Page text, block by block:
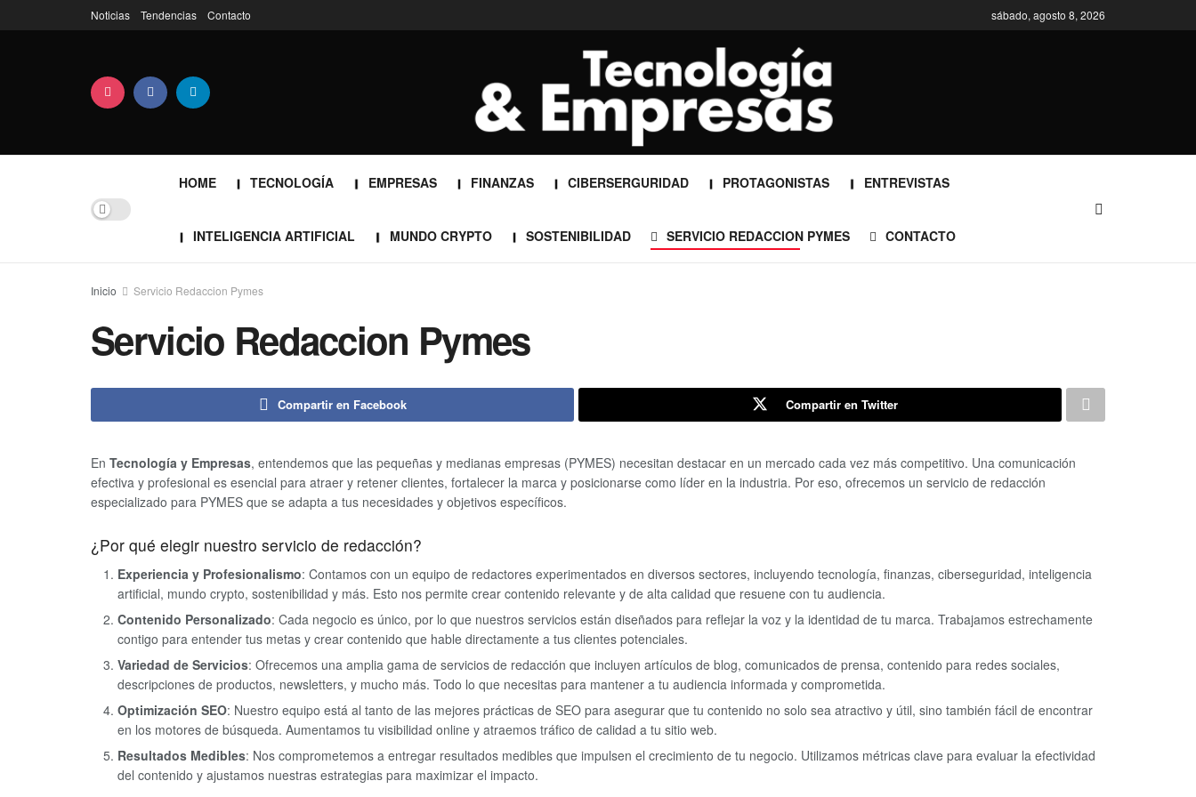
Noticias Tendencias Contacto sábado, agosto 8, 2026
HOME TECNOLOGÍA EMPRESAS FINANZAS CIBERSERGURIDAD PROTAGONISTAS ENTREVISTAS
INTELIGENCIA ARTIFICIAL MUNDO CRYPTO SOSTENIBILIDAD SERVICIO REDACCION PYMES CONTACTO
Inicio Servicio Redaccion Pymes
Servicio Redaccion Pymes
Compartir en Facebook Compartir en Twitter
En Tecnología y Empresas, entendemos que las pequeñas y medianas empresas (PYMES) necesitan destacar en un mercado cada vez más competitivo. Una comunicación
efectiva y profesional es esencial para atraer y retener clientes, fortalecer la marca y posicionarse como líder en la industria. Por eso, ofrecemos un servicio de redacción
especializado para PYMES que se adapta a tus necesidades y objetivos específicos.
¿Por qué elegir nuestro servicio de redacción?
Experiencia y Profesionalismo: Contamos con un equipo de redactores experimentados en diversos sectores, incluyendo tecnología, finanzas, ciberseguridad, inteligencia
artificial, mundo crypto, sostenibilidad y más. Esto nos permite crear contenido relevante y de alta calidad que resuene con tu audiencia.
Contenido Personalizado: Cada negocio es único, por lo que nuestros servicios están diseñados para reflejar la voz y la identidad de tu marca. Trabajamos estrechamente
contigo para entender tus metas y crear contenido que hable directamente a tus clientes potenciales.
Variedad de Servicios: Ofrecemos una amplia gama de servicios de redacción que incluyen artículos de blog, comunicados de prensa, contenido para redes sociales,
descripciones de productos, newsletters, y mucho más. Todo lo que necesitas para mantener a tu audiencia informada y comprometida.
Optimización SEO: Nuestro equipo está al tanto de las mejores prácticas de SEO para asegurar que tu contenido no solo sea atractivo y útil, sino también fácil de encontrar
en los motores de búsqueda. Aumentamos tu visibilidad online y atraemos tráfico de calidad a tu sitio web.
Resultados Medibles: Nos comprometemos a entregar resultados medibles que impulsen el crecimiento de tu negocio. Utilizamos métricas clave para evaluar la efectividad
del contenido y ajustamos nuestras estrategias para maximizar el impacto.